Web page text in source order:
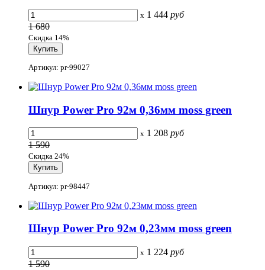
x 1 444 руб
1 680
Скидка 14%
Артикул: pr-99027
Шнур Power Pro 92м 0,36мм moss green
x 1 208 руб
1 590
Скидка 24%
Артикул: pr-98447
Шнур Power Pro 92м 0,23мм moss green
x 1 224 руб
1 590